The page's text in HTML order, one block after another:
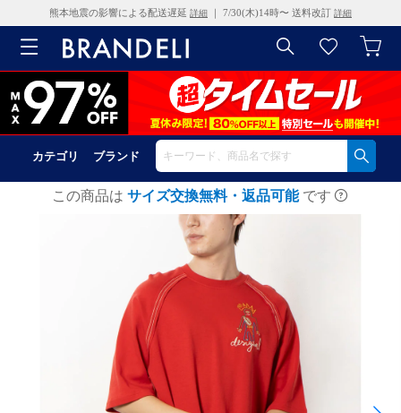
熊本地震の影響による配送遅延 詳細 ｜ 7/30(木)14時〜 送料改訂 詳細
カテゴリ ブランド
この商品は サイズ交換無料・返品可能 です